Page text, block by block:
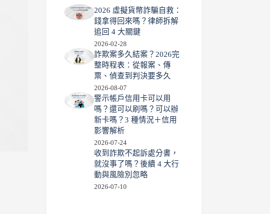
2026 虛擬貨幣詐騙自救：
錢拿得回來嗎？律師拆解
追回 4 大關鍵
2026-02-28
詐欺案多久結案？2026完
整時程表：從報案、傳
票、偵查到判決要多久
2026-08-07
警示帳戶信用卡可以用
嗎？還可以刷嗎？可以辦
新卡嗎？3 種情況＋信用
影響解析
2026-07-24
收到詐欺不起訴處分書，
就沒事了嗎？後續 4 大行
動與風險別忽略
2026-07-10